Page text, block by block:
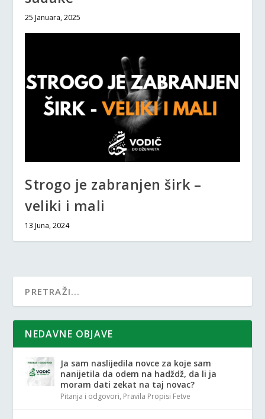
25 Januara, 2025
Strogo je zabranjen širk –
veliki i mali
13 Juna, 2024
NEDAVNE OBJAVE
Ja sam naslijedila novce za koje sam
nanijetila da odem na hadždž, da li ja
moram dati zekat na taj novac?
Pitanja i odgovori, Pravila Propisi Fetve